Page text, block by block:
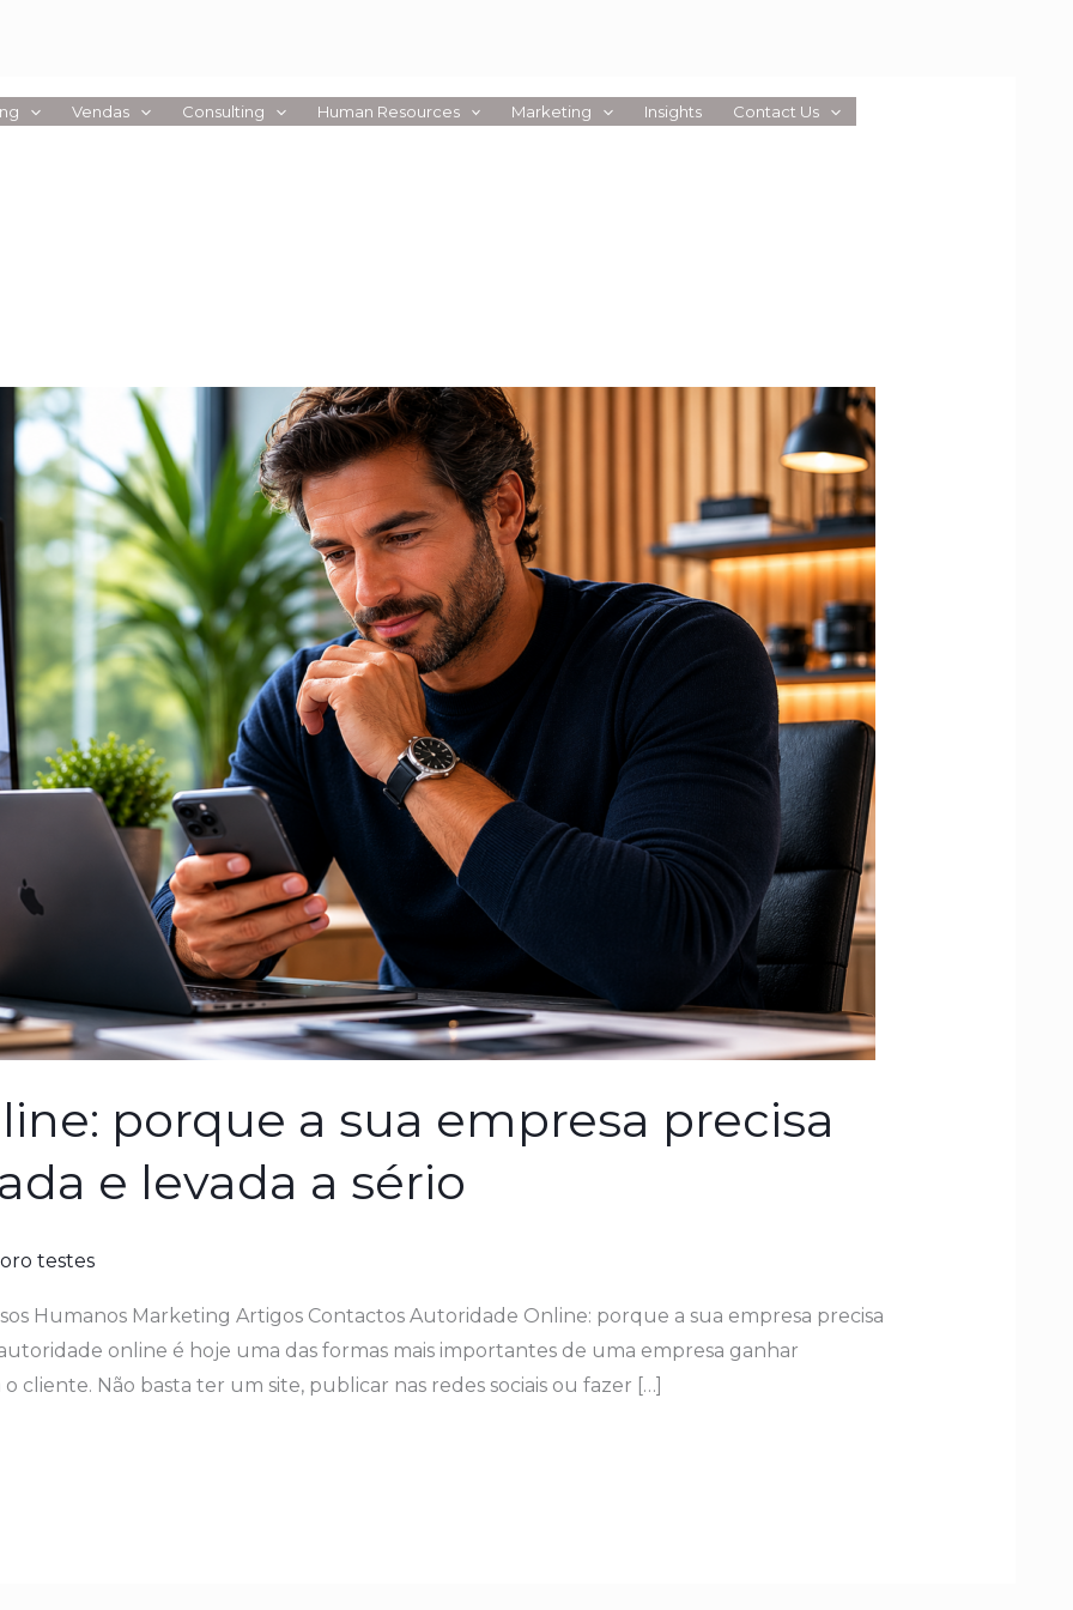
Vendas Consulting Human Resources Marketing Insights Contact Us
porque a sua empresa precisa
e levada a sério
testes
Humanos Marketing Artigos Contactos Autoridade Online: porque a sua empresa precisa
online é hoje uma das formas mais importantes de uma empresa ganhar
cliente. Não basta ter um site, publicar nas redes sociais ou fazer […]